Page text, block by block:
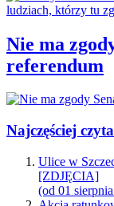
Nie ma
referendum
Najczęściej
Ulice w
[ZDJĘCIA]
(od 01